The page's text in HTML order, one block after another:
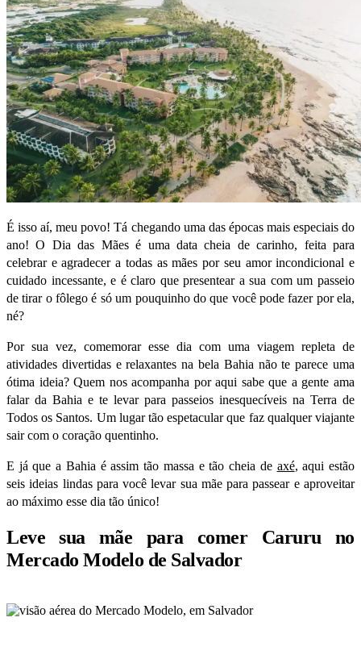
É isso aí, meu povo! Tá chegando uma das épocas mais especiais do
ano!O Dia das Mães é uma data cheia de carinho, feita para
celebrar e agradecer a todas as mães por seu amor incondicional e
cuidado incessante, e é claro que presentear a sua com um passeio
de tirar o fôlego é só um pouquinho do que você pode fazer por ela,
né?
Por sua vez, comemorar esse dia com uma viagem repleta de
atividades divertidas e relaxantes na bela Bahia não te parece uma
ótima ideia?Quem nos acompanha por aqui sabe que a gente ama
falar da Bahia e te levar para passeios inesquecíveis na Terra de
Todos os Santos. Um lugar tão espetacular que faz qualquer viajante
sair com o coração quentinho.
E já que a Bahia é assim tão massa e tão cheia de axé, aqui estão
seis ideias lindas para você levar sua mãe para passear e aproveitar
ao máximo esse dia tão único!
Leve sua mãe para comer Caruru no
Mercado Modelo de Salvador